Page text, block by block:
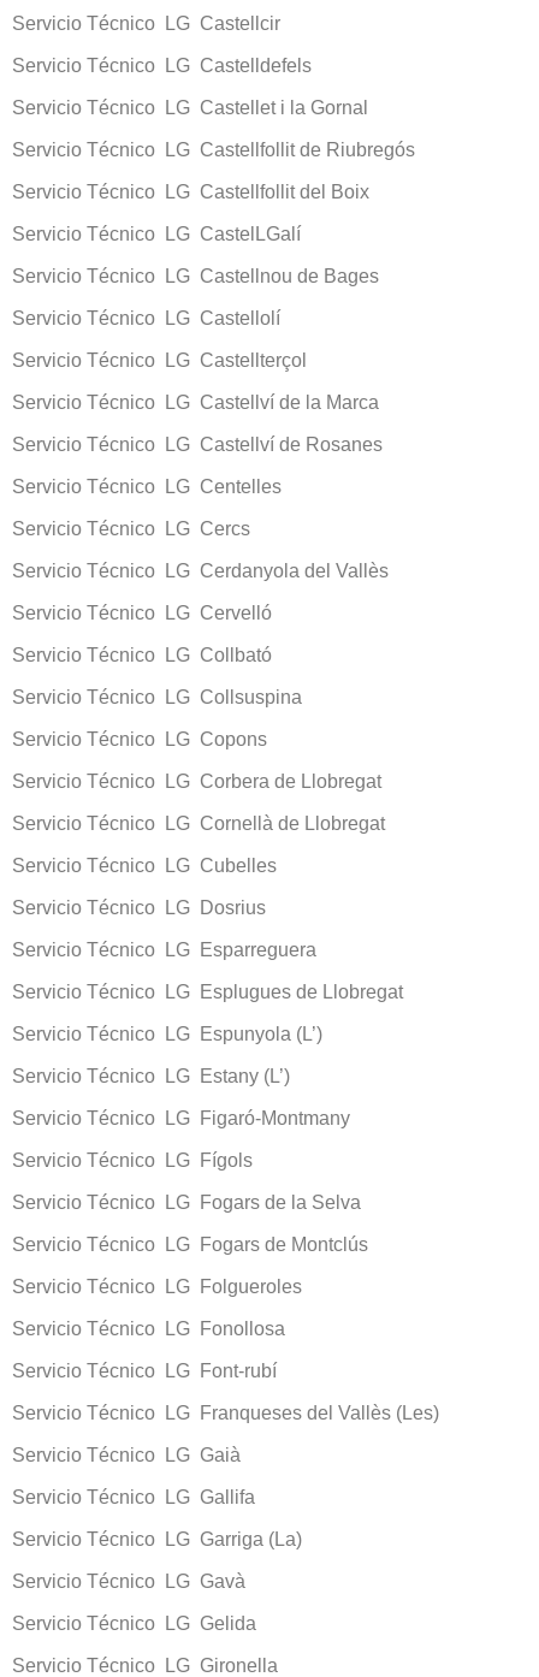
Servicio Técnico LG Castellcir
Servicio Técnico LG Castelldefels
Servicio Técnico LG Castellet i la Gornal
Servicio Técnico LG Castellfollit de Riubregós
Servicio Técnico LG Castellfollit del Boix
Servicio Técnico LG CastelLGalí
Servicio Técnico LG Castellnou de Bages
Servicio Técnico LG Castellolí
Servicio Técnico LG Castellterçol
Servicio Técnico LG Castellví de la Marca
Servicio Técnico LG Castellví de Rosanes
Servicio Técnico LG Centelles
Servicio Técnico LG Cercs
Servicio Técnico LG Cerdanyola del Vallès
Servicio Técnico LG Cervelló
Servicio Técnico LG Collbató
Servicio Técnico LG Collsuspina
Servicio Técnico LG Copons
Servicio Técnico LG Corbera de Llobregat
Servicio Técnico LG Cornellà de Llobregat
Servicio Técnico LG Cubelles
Servicio Técnico LG Dosrius
Servicio Técnico LG Esparreguera
Servicio Técnico LG Esplugues de Llobregat
Servicio Técnico LG Espunyola (L’)
Servicio Técnico LG Estany (L’)
Servicio Técnico LG Figaró-Montmany
Servicio Técnico LG Fígols
Servicio Técnico LG Fogars de la Selva
Servicio Técnico LG Fogars de Montclús
Servicio Técnico LG Folgueroles
Servicio Técnico LG Fonollosa
Servicio Técnico LG Font-rubí
Servicio Técnico LG Franqueses del Vallès (Les)
Servicio Técnico LG Gaià
Servicio Técnico LG Gallifa
Servicio Técnico LG Garriga (La)
Servicio Técnico LG Gavà
Servicio Técnico LG Gelida
Servicio Técnico LG Gironella